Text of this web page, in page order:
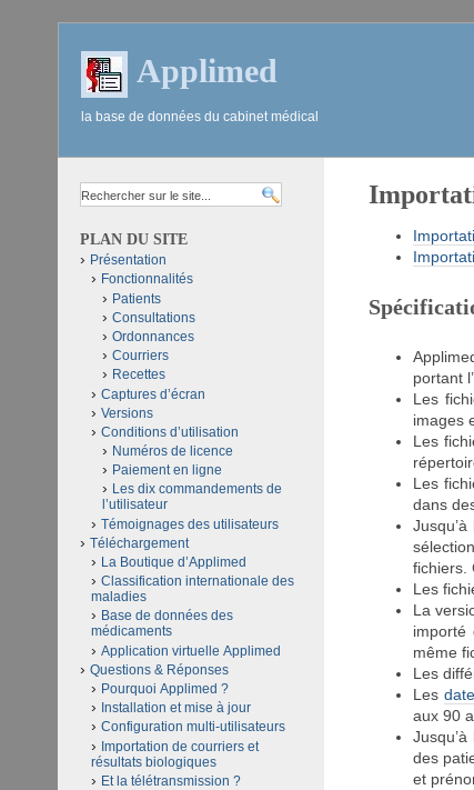
Applimed
la base de données du cabinet médical
portant
Les
images
Les
Les
dans
fichiers.
Les
La
importé
même
Les
Les
aux 90
des
et
PLAN DU SITE
Présentation
Fonctionnalités
Patients
Consultations
Ordonnances
Courriers
Recettes
Captures d’écran
Versions
Conditions d’utilisation
Numéros de licence
Paiement en ligne
Les dix commandements de
l’utilisateur
Témoignages des utilisateurs
Téléchargement
La Boutique d’Applimed
Classification internationale des
maladies
Base de données des
médicaments
Application virtuelle Applimed
Questions & Réponses
Pourquoi Applimed ?
Installation et mise à jour
Configuration multi-utilisateurs
Importation de courriers et
résultats biologiques
Et la télétransmission ?